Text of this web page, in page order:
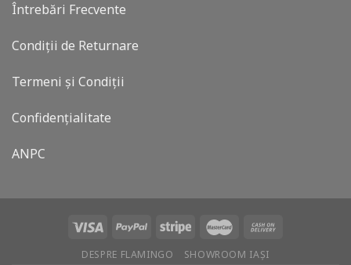
Întrebări Frecvente
Condiții de Returnare
Termeni și Condiții
Confidențialitate
ANPC
DESPRE FLAMINGO SHOWROOM IAȘI